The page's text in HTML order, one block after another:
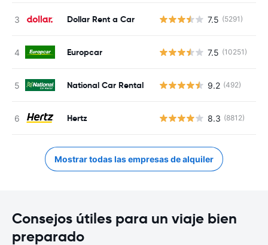
Dollar Rent a Car 7.5 (5291)
Europcar 7.5 (10251)
National Car Rental 9.2 (492)
Hertz 8.3 (8812)
Mostrar todas las empresas de alquiler
Consejos útiles para un viaje bien
preparado